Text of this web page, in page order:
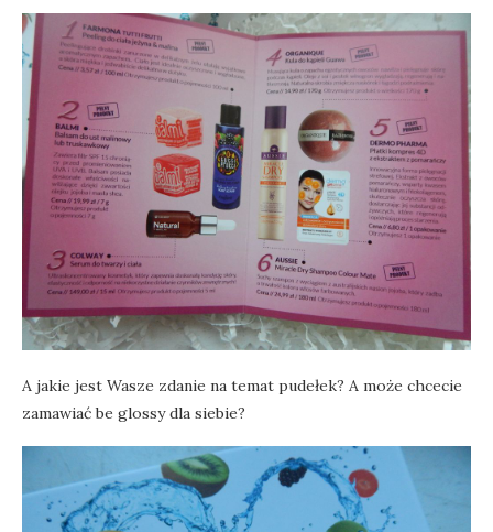
A jakie jest Wasze zdanie na temat pudełek? A może chcecie
zamawiać be glossy dla siebie?